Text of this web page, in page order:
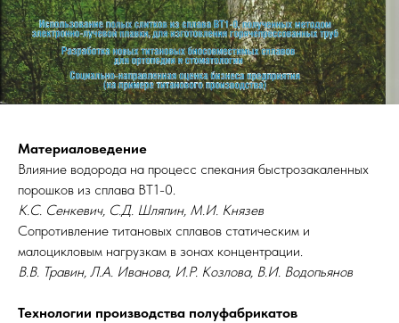
Материаловедение
Влияние водорода на процесс спекания быстрозакаленных
порошков из сплава ВТ1-0.
К.С. Сенкевич, С.Д. Шляпин, М.И. Князев
Сопротивление титановых сплавов статическим и
малоцикловым нагрузкам в зонах концентрации.
В.В. Травин, Л.А. Иванова, И.Р. Козлова, В.И. Водопьянов
Технологии производства полуфабрикатов